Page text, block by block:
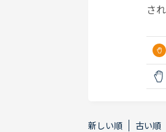
さ
新しい順 古い順